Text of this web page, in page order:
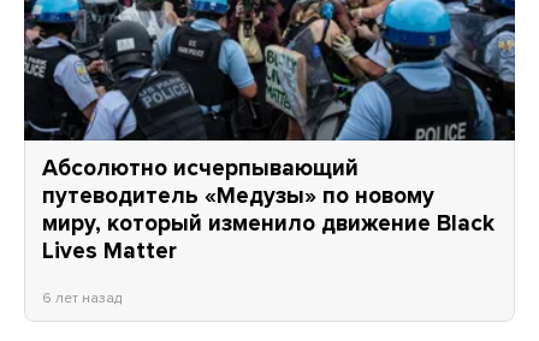
Абсолютно исчерпывающий
путеводитель «Медузы» по новому
миру, который изменило движение Black
Lives Matter
6 лет назад